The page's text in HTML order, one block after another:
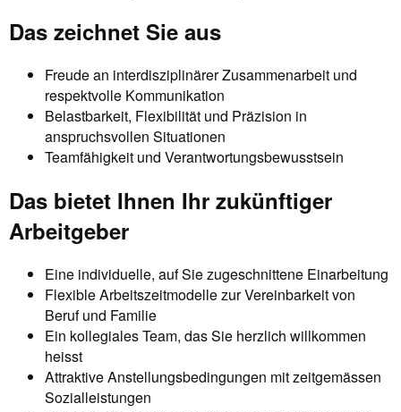
Das zeichnet Sie aus
Freude an interdisziplinärer Zusammenarbeit und
respektvolle Kommunikation
Belastbarkeit, Flexibilität und Präzision in
anspruchsvollen Situationen
Teamfähigkeit und Verantwortungsbewusstsein
Das bietet Ihnen Ihr zukünftiger
Arbeitgeber
Eine individuelle, auf Sie zugeschnittene Einarbeitung
Flexible Arbeitszeitmodelle zur Vereinbarkeit von
Beruf und Familie
Ein kollegiales Team, das Sie herzlich willkommen
heisst
Attraktive Anstellungsbedingungen mit zeitgemässen
Sozialleistungen